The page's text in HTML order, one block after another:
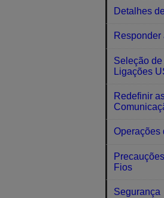
Detalhes
Seleção
Ligações
Redefinir
Operações
Fios
Segurança